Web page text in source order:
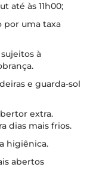
até às 11h00;
por uma taxa
à
e guarda-sol
extra.
dias mais frios.
higiênica.
abertos